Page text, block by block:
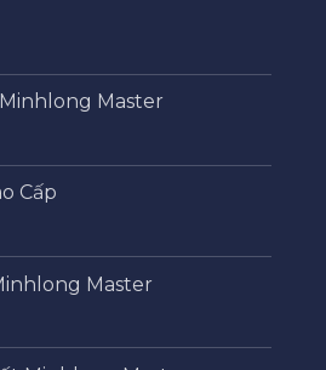
Master
Cấp
Master